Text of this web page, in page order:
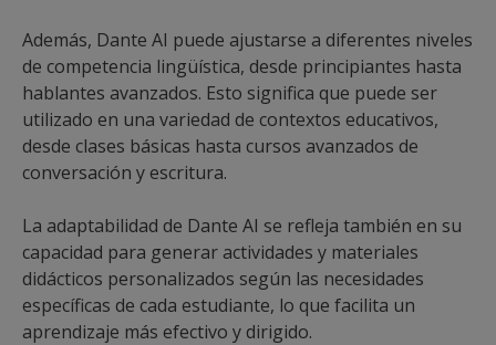
Además, Dante AI puede ajustarse a diferentes niveles
de competencia lingüística, desde principiantes hasta
hablantes avanzados. Esto significa que puede ser
utilizado en una variedad de contextos educativos,
desde clases básicas hasta cursos avanzados de
conversación y escritura.
La adaptabilidad de Dante AI se refleja también en su
capacidad para generar actividades y materiales
didácticos personalizados según las necesidades
específicas de cada estudiante, lo que facilita un
aprendizaje más efectivo y dirigido.